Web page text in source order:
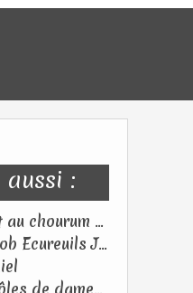
aussi :
Opération rééquipement au chourum des Flibustiers (05) – Samedi 18 juillet 2026
Opération nocturne Désob Ecureuils Jeudi 25 juin 2026